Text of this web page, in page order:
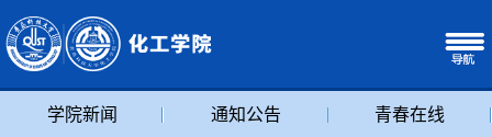
学院新闻 通知公告 青春在线